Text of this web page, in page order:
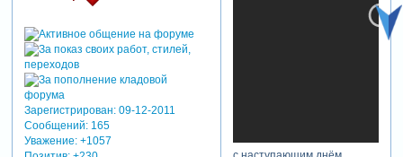
Зарегистрирован: 09-12-2011
Сообщений:165
Уважение: +1057